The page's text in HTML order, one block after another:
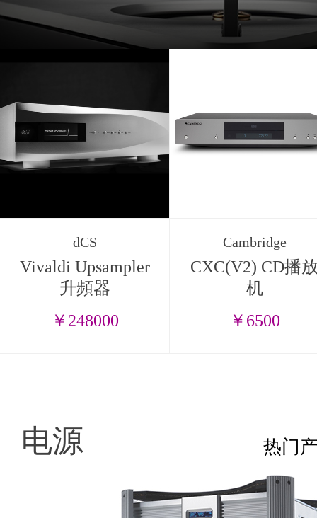
dCS
Vivaldi Upsampler
升頻器
￥248000
Cambridge
CXC(V2) CD播
机
￥6500
电源 热门